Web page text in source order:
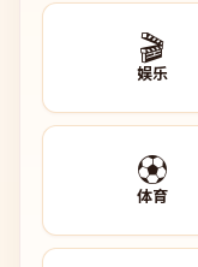
🎬
娱乐
⚽
体育